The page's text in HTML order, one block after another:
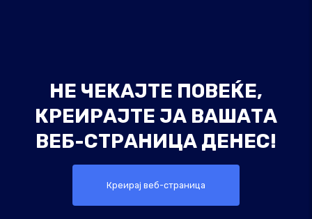
НЕ ЧЕКАЈТЕ ПОВЕЌЕ,
КРЕИРАЈТЕ ЈА ВАШАТА
ВЕБ-СТРАНИЦА ДЕНЕС!
Креирај веб-страница